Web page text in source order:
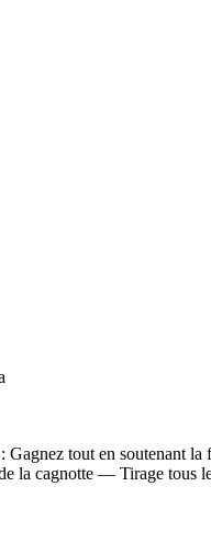
: Gagnez tout en soutenant la
la cagnotte — Tirage tous